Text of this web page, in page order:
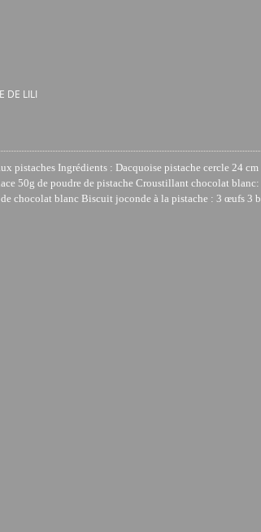
DE LILI
pistaches Ingrédients : Dacquoise pistache cercle 24 cm
50g de poudre de pistache Croustillant chocolat blanc:
chocolat blanc Biscuit joconde à la pistache : 3 œufs 3 b